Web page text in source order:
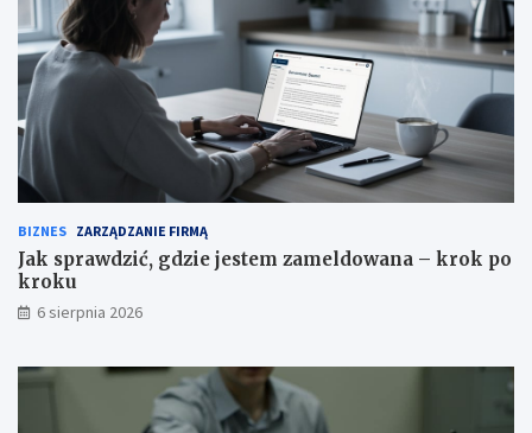
BIZNES ZARZĄDZANIE FIRMĄ
Jak sprawdzić, gdzie jestem zameldowana – krok po
kroku
6 sierpnia 2026